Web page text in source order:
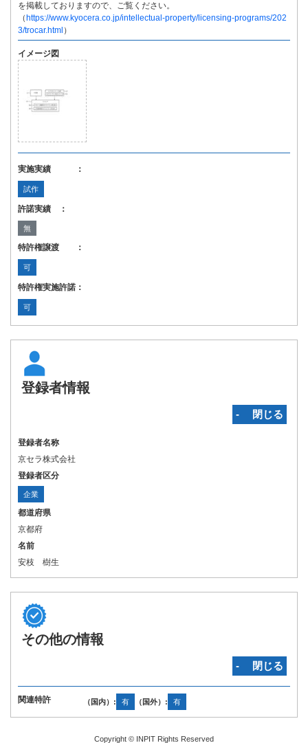
を掲載しておりますので、ご覧ください。
（ https://www.kyocera.co.jp/intellectual-property/licensing-programs/202
3/trocar.html ）
イメージ図
実施実績 ：
試作
許諾実績 ：
無
特許権譲渡 ：
可
特許権実施許諾：
可
登録者情報
‐ 閉じる
登録者名称
京セラ株式会社
登録者区分
企業
都道府県
京都府
名前
安枝 樹生
その他の情報
‐ 閉じる
関連特許 （国内）: 有 （国外）: 有
Copyright © INPIT Rights Reserved